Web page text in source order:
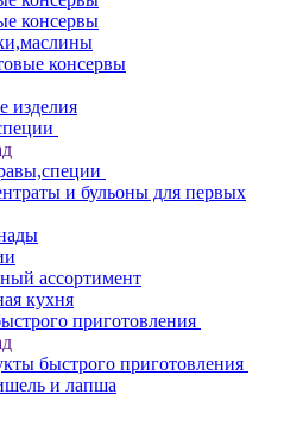
консервы
консервы
изделия
и бульоны для первых
ассортимент
кухня
приготовления
быстрого приготовления
и лапша